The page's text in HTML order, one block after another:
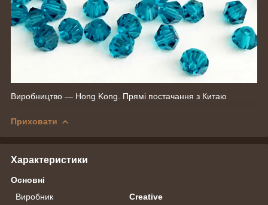
Виробництво — Hong Kong. Прямі постачання з Китаю
Приховати
Характеристики
Основні
Виробник
Creative